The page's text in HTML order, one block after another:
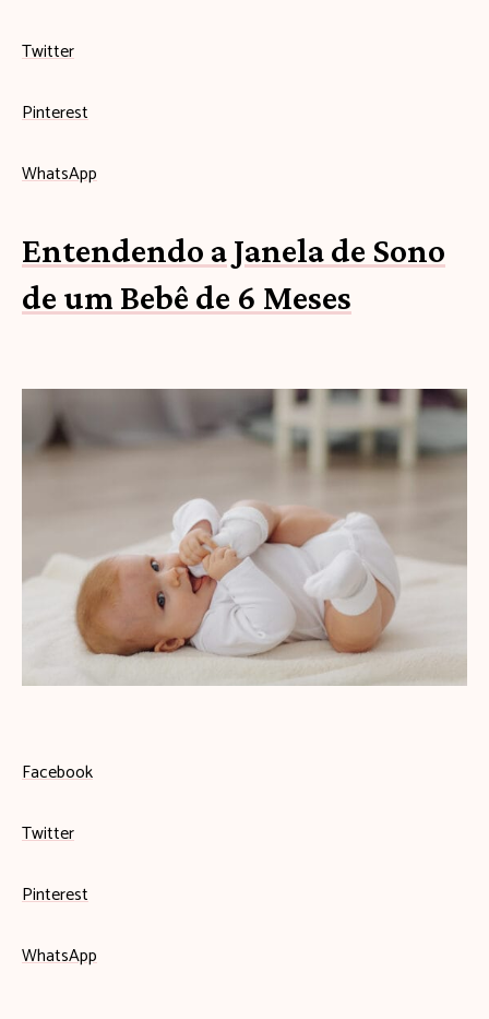
Twitter
Pinterest
WhatsApp
Entendendo a Janela de Sono
de um Bebê de 6 Meses
Facebook
Twitter
Pinterest
WhatsApp